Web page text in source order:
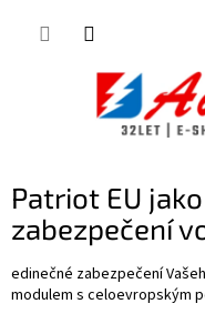
Patriot EU
zabezpečení
edinečné zabezpečení
modulem s celoevropským